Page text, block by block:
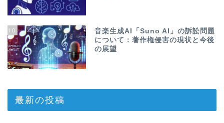
10
音楽生成AI「Suno AI」の訴訟問題
について：著作権侵害の現状と今後
の展望
最新の投稿